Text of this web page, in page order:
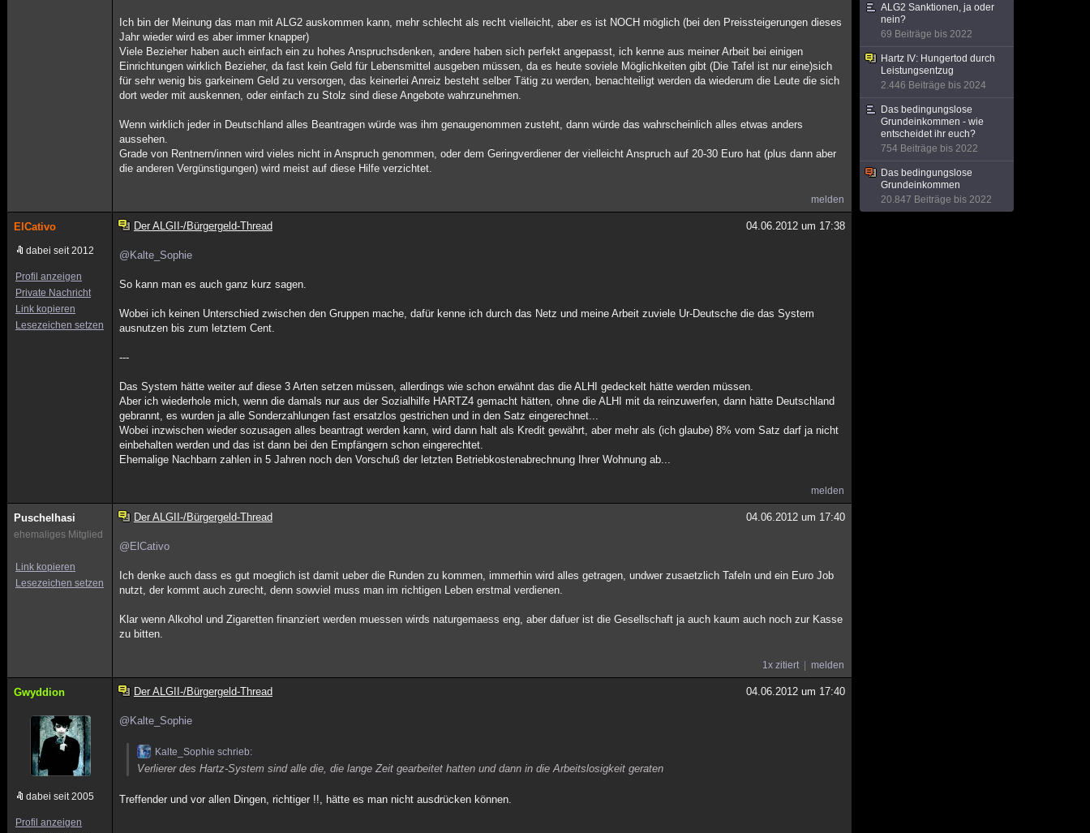
Ich bin der Meinung das man mit ALG2 auskommen kann, mehr schlecht als recht vielleicht, aber es ist NOCH möglich (bei den Preissteigerungen dieses
Jahr wieder wird es aber immer knapper)
Viele Bezieher haben auch einfach ein zu hohes Anspruchsdenken, andere haben sich perfekt angepasst, ich kenne aus meiner Arbeit bei einigen
Einrichtungen wirklich Bezieher, da fast kein Geld für Lebensmittel ausgeben müssen, da es heute soviele Möglichkeiten gibt (Die Tafel ist nur eine)sich
für sehr wenig bis garkeinem Geld zu versorgen, das keinerlei Anreiz besteht selber Tätig zu werden, benachteiligt werden da wiederum die Leute die sich
dort weder mit auskennen, oder einfach zu Stolz sind diese Angebote wahrzunehmen.
Wenn wirklich jeder in Deutschland alles Beantragen würde was ihm genaugenommen zusteht, dann würde das wahrscheinlich alles etwas anders
aussehen.
Grade von Rentnern/innen wird vieles nicht in Anspruch genommen, oder dem Geringverdiener der vielleicht Anspruch auf 20-30 Euro hat (plus dann aber
die anderen Vergünstigungen) wird meist auf diese Hilfe verzichtet.
melden
ElCativo
dabei seit 2012
Profil anzeigen
Private Nachricht
Link kopieren
Lesezeichen setzen
Der ALGII-/Bürgergeld-Thread 04.06.2012 um 17:38
@Kalte_Sophie
So kann man es auch ganz kurz sagen.
Wobei ich keinen Unterschied zwischen den Gruppen mache, dafür kenne ich durch das Netz und meine Arbeit zuviele Ur-Deutsche die das System
ausnutzen bis zum letztem Cent.
---
Das System hätte weiter auf diese 3 Arten setzen müssen, allerdings wie schon erwähnt das die ALHI gedeckelt hätte werden müssen.
Aber ich wiederhole mich, wenn die damals nur aus der Sozialhilfe HARTZ4 gemacht hätten, ohne die ALHI mit da reinzuwerfen, dann hätte Deutschland
gebrannt, es wurden ja alle Sonderzahlungen fast ersatzlos gestrichen und in den Satz eingerechnet...
Wobei inzwischen wieder sozusagen alles beantragt werden kann, wird dann halt als Kredit gewährt, aber mehr als (ich glaube) 8% vom Satz darf ja nicht
einbehalten werden und das ist dann bei den Empfängern schon eingerechtet.
Ehemalige Nachbarn zahlen in 5 Jahren noch den Vorschuß der letzten Betriebkostenabrechnung Ihrer Wohnung ab...
melden
Puschelhasi
ehemaliges Mitglied
Link kopieren
Lesezeichen setzen
Der ALGII-/Bürgergeld-Thread 04.06.2012 um 17:40
@ElCativo
Ich denke auch dass es gut moeglich ist damit ueber die Runden zu kommen, immerhin wird alles getragen, undwer zusaetzlich Tafeln und ein Euro Job
nutzt, der kommt auch zurecht, denn sowviel muss man im richtigen Leben erstmal verdienen.
Klar wenn Alkohol und Zigaretten finanziert werden muessen wirds naturgemaess eng, aber dafuer ist die Gesellschaft ja auch kaum auch noch zur Kasse
zu bitten.
1x zitiert melden
Gwyddion
dabei seit 2005
Profil anzeigen
Der ALGII-/Bürgergeld-Thread 04.06.2012 um 17:40
@Kalte_Sophie
Kalte_Sophie schrieb:
Verlierer des Hartz-System sind alle die, die lange Zeit gearbeitet hatten und dann in die Arbeitslosigkeit geraten
Treffender und vor allen Dingen, richtiger !!, hätte es man nicht ausdrücken können.
ALG2 Sanktionen, ja oder
nein?
69 Beiträge bis 2022
Hartz IV: Hungertod durch
Leistungsentzug
2.446 Beiträge bis 2024
Das bedingungslose
Grundeinkommen - wie
entscheidet ihr euch?
754 Beiträge bis 2022
Das bedingungslose
Grundeinkommen
20.847 Beiträge bis 2022